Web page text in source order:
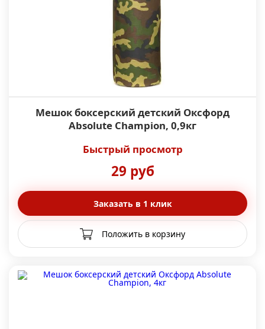
Мешок боксерский детский Оксфорд
Absolute Champion, 0,9кг
Быстрый просмотр
29 руб
Заказать в 1 клик
Положить в корзину